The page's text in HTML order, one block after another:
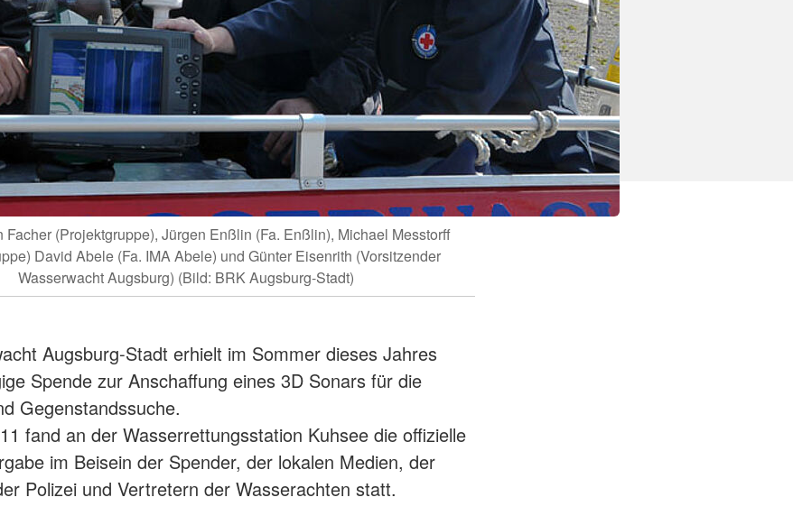
Facher (Projektgruppe), Jürgen Enßlin (Fa. Enßlin), Michael Messtorff
David Abele (Fa. IMA Abele) und Günter Eisenrith (Vorsitzender
Wasserwacht Augsburg) (Bild: BRK Augsburg-Stadt)
Augsburg-Stadt erhielt im Sommer dieses Jahres
Spende zur Anschaffung eines 3D Sonars für die
Gegenstandssuche.
fand an der Wasserrettungsstation Kuhsee die offizielle
im Beisein der Spender, der lokalen Medien, der
Polizei und Vertretern der Wasserachten statt.